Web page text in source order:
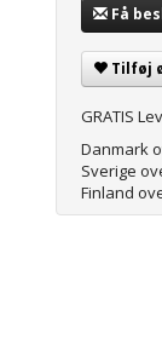
Få
Tilføj
GRATIS
Danmark
Sverige
Finland